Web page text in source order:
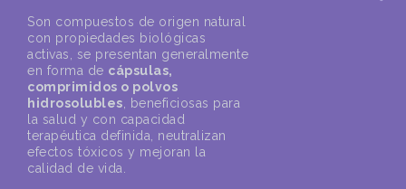
Son compuestos de origen natural
con propiedades biológicas
activas, se presentan generalmente
en forma de cápsulas,
comprimidos o polvos
hidrosolubles , beneficiosas para
la salud y con capacidad
terapéutica definida, neutralizan
efectos tóxicos y mejoran la
calidad de vida.